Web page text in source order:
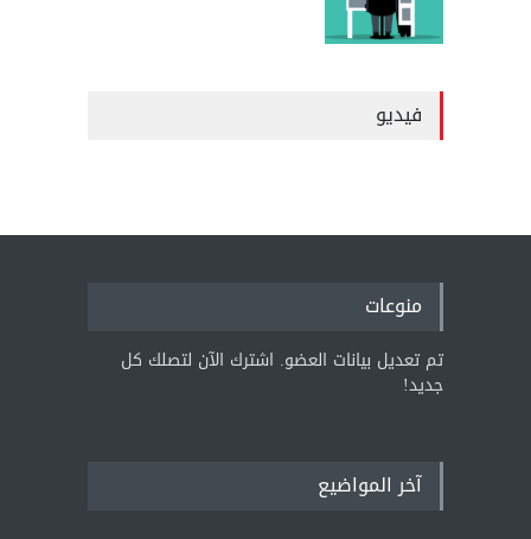
فيديو
منوعات
تم تعديل بيانات العضو. اشترك الآن لتصلك كل
جديد!
آخر المواضيع